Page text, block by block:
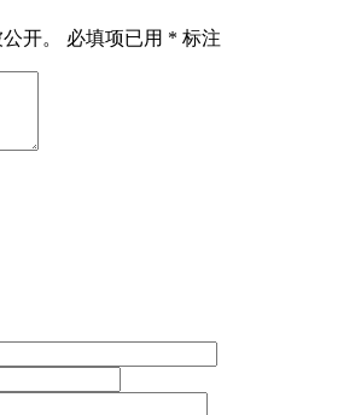
开。 必填项已用 * 标注